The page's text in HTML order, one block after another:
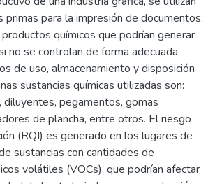
primas para la impresión de documentos.
químicos que podrían generar
no se controlan de forma adecuada
de uso, almacenamiento y disposición
sustancias químicas utilizadas son:
pegamentos, gomas
de plancha, entre otros. El riesgo
(RQI) es generado en los lugares de
sustancias con cantidades de
volátiles (VOCs), que podrían afectar